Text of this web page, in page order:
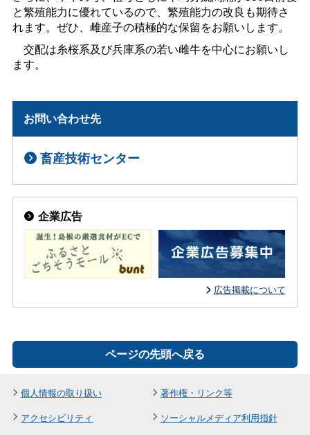
と繁殖能力に優れているので、繁殖能力の改良も期待さ
れます。ぜひ、雌産子の積極的な保留をお願いします。
交配は糸桜系及び兵庫系の若い雌牛を中心にお願いし
ます。
お問い合わせ先
畜産技術センター
企業広告
広告掲載について
ページの先頭へ戻る
個人情報の取り扱い
著作権・リンク等
アクセシビリティ
ソーシャルメディア利用指針